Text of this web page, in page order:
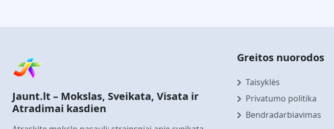
Jaunt.lt – Mokslas, Sveikata, Visata ir
Atradimai kasdien
Greitos nuorodos
Taisyklės
Privatumo politika
Bendradarbiavimas